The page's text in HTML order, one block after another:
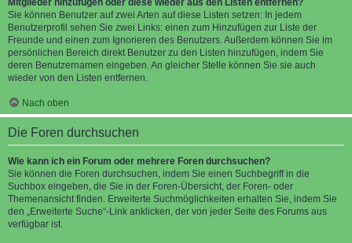
Mitglieder hinzufügen oder diese wieder aus den Listen entfernen?
Sie können Benutzer auf zwei Arten auf diese Listen setzen: In jedem
Benutzerprofil sehen Sie zwei Links: einen zum Hinzufügen zur Liste der
Freunde und einen zum Ignorieren des Benutzers. Außerdem können Sie im
persönlichen Bereich direkt Benutzer zu den Listen hinzufügen, indem Sie
deren Benutzernamen eingeben. An gleicher Stelle können Sie sie auch
wieder von den Listen entfernen.
Nach oben
Die Foren durchsuchen
Wie kann ich ein Forum oder mehrere Foren durchsuchen?
Sie können die Foren durchsuchen, indem Sie einen Suchbegriff in die
Suchbox eingeben, die Sie in der Foren-Übersicht, der Foren- oder
Themenansicht finden. Erweiterte Suchmöglichkeiten erhalten Sie, indem Sie
den „Erweiterte Suche“-Link anklicken, der von jeder Seite des Forums aus
verfügbar ist.